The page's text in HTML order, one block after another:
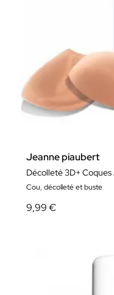
Jeanne piaubert
Décolleté 3D+
Cou, décolleté et buste
9,99 €